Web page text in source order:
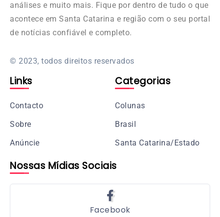
análises e muito mais. Fique por dentro de tudo o que
acontece em Santa Catarina e região com o seu portal
de notícias confiável e completo.
© 2023, todos direitos reservados
Links
Contacto
Sobre
Anúncie
Categorias
Colunas
Brasil
Santa Catarina/Estado
Nossas Mídias Sociais
Facebook